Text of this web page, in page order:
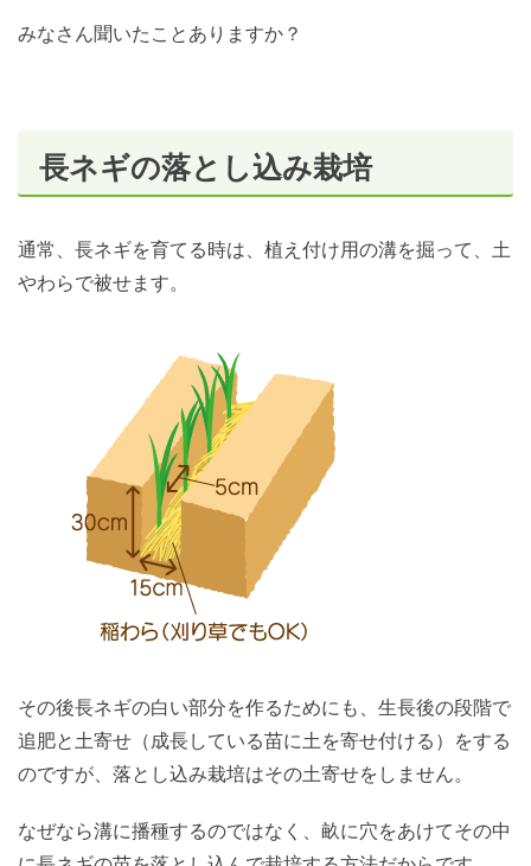
みなさん聞いたことありますか？
長ネギの落とし込み栽培
通常、長ネギを育てる時は、植え付け用の溝を掘って、土
やわらで被せます。
その後長ネギの白い部分を作るためにも、生長後の段階で
追肥と土寄せ（成長している苗に土を寄せ付ける）をする
のですが、落とし込み栽培はその土寄せをしません。
なぜなら溝に播種するのではなく、畝に穴をあけてその中